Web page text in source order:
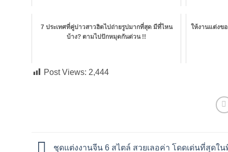
7 ประเทศที่คู่บ่าวสาวฮิตไปถ่ายรูปมากที่สุด มีที่ไหน
บ้าง? ตามไปปักหมุดกันด่วน !!
ให้งานแต่งข
Post Views: 2,444
ชุดแต่งงานจีน 6 สไตล์ สวยเลอค่า โดดเด่นที่สุดใ